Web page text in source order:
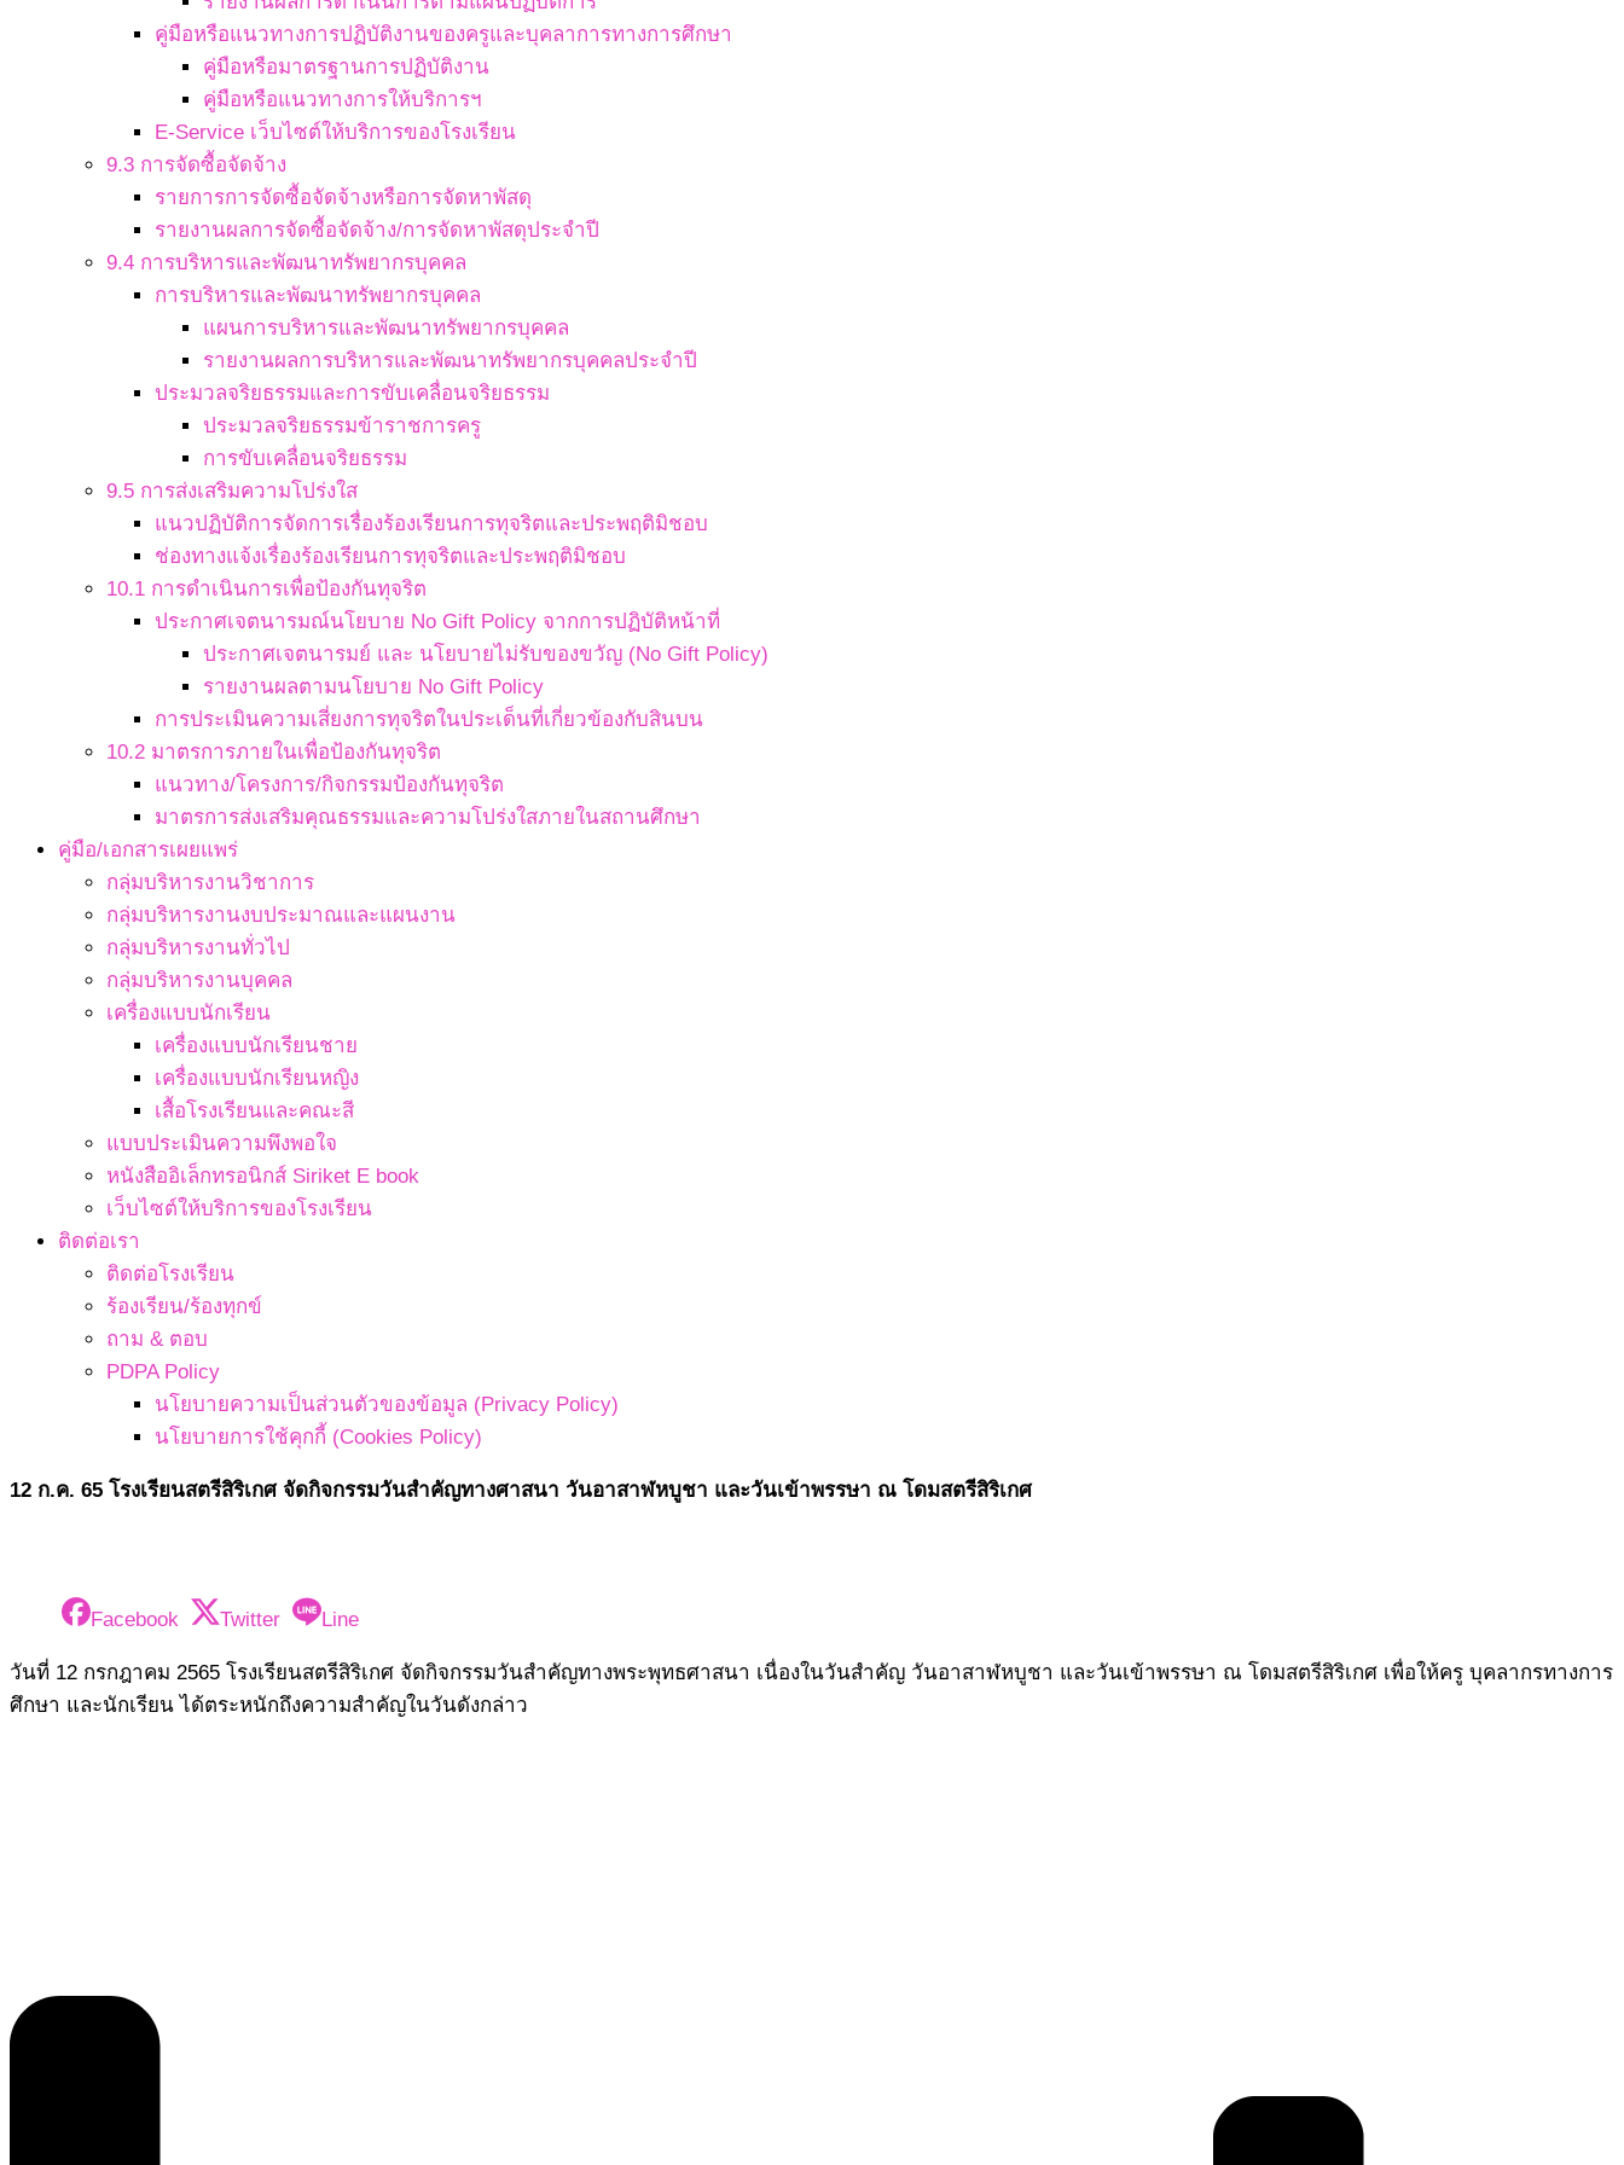
คู่มือหรือแนวทางการปฏิบัติงานของครูและบุคลาการทางการศึกษา
คู่มือหรือมาตรฐานการปฏิบัติงาน
คู่มือหรือแนวทางการให้บริการฯ
E-Service เว็บไซต์ให้บริการของโรงเรียน
9.3 การจัดซื้อจัดจ้าง
รายการการจัดซื้อจัดจ้างหรือการจัดหาพัสดุ
รายงานผลการจัดซื้อจัดจ้าง/การจัดหาพัสดุประจำปี
9.4 การบริหารและพัฒนาทรัพยากรบุคคล
การบริหารและพัฒนาทรัพยากรบุคคล
แผนการบริหารและพัฒนาทรัพยากรบุคคล
รายงานผลการบริหารและพัฒนาทรัพยากรบุคคลประจำปี
ประมวลจริยธรรมและการขับเคลื่อนจริยธรรม
ประมวลจริยธรรมข้าราชการครู
การขับเคลื่อนจริยธรรม
9.5 การส่งเสริมความโปร่งใส
แนวปฏิบัติการจัดการเรื่องร้องเรียนการทุจริตและประพฤติมิชอบ
ช่องทางแจ้งเรื่องร้องเรียนการทุจริตและประพฤติมิชอบ
10.1 การดำเนินการเพื่อป้องกันทุจริต
ประกาศเจตนารมณ์นโยบาย No Gift Policy จากการปฏิบัติหน้าที่
ประกาศเจตนารมย์ และ นโยบายไม่รับของขวัญ (No Gift Policy)
รายงานผลตามนโยบาย No Gift Policy
การประเมินความเสี่ยงการทุจริตในประเด็นที่เกี่ยวข้องกับสินบน
10.2 มาตรการภายในเพื่อป้องกันทุจริต
แนวทาง/โครงการ/กิจกรรมป้องกันทุจริต
มาตรการส่งเสริมคุณธรรมและความโปร่งใสภายในสถานศึกษา
คู่มือ/เอกสารเผยแพร่
กลุ่มบริหารงานวิชาการ
กลุ่มบริหารงานงบประมาณและแผนงาน
กลุ่มบริหารงานทั่วไป
กลุ่มบริหารงานบุคคล
เครื่องแบบนักเรียน
เครื่องแบบนักเรียนชาย
เครื่องแบบนักเรียนหญิง
เสื้อโรงเรียนและคณะสี
แบบประเมินความพึงพอใจ
หนังสืออิเล็กทรอนิกส์ Siriket E book
เว็บไซต์ให้บริการของโรงเรียน
ติดต่อเรา
ติดต่อโรงเรียน
ร้องเรียน/ร้องทุกข์
ถาม & ตอบ
PDPA Policy
นโยบายความเป็นส่วนตัวของข้อมูล (Privacy Policy)
นโยบายการใช้คุกกี้ (Cookies Policy)
12 ก.ค. 65 โรงเรียนสตรีสิริเกศ จัดกิจกรรมวันสำคัญทางศาสนา วันอาสาฬหบูชา และวันเข้าพรรษา ณ โดมสตรีสิริเกศ
Facebook Twitter Line
วันที่ 12 กรกฎาคม 2565 โรงเรียนสตรีสิริเกศ จัดกิจกรรมวันสำคัญทางพระพุทธศาสนา เนื่องในวันสำคัญ วันอาสาฬหบูชา และวันเข้าพรรษา ณ โดมสตรีสิริเกศ เพื่อให้ครู บุคลากรทางการ
ศึกษา และนักเรียน ได้ตระหนักถึงความสำคัญในวันดังกล่าว